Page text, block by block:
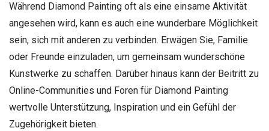
Während Diamond Painting oft als eine einsame Aktivität
angesehen wird, kann es auch eine wunderbare Möglichkeit
sein, sich mit anderen zu verbinden. Erwägen Sie, Familie
oder Freunde einzuladen, um gemeinsam wunderschöne
Kunstwerke zu schaffen. Darüber hinaus kann der Beitritt zu
Online-Communities und Foren für Diamond Painting
wertvolle Unterstützung, Inspiration und ein Gefühl der
Zugehörigkeit bieten.